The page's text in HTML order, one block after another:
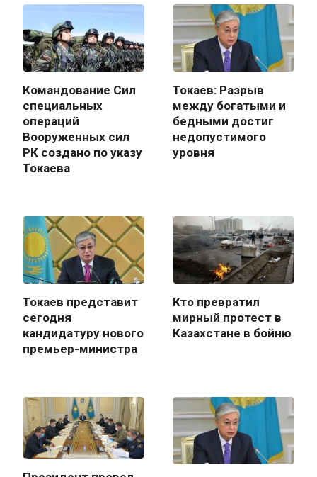
Командование Сил
специальных
операций
Вооруженных сил
РК создано по указу
Токаева
Токаев: Разрыв
между богатыми и
бедными достиг
недопустимого
уровня
Токаев представит
сегодня
кандидатуру нового
премьер-министра
Кто превратил
мирный протест в
Казахстане в бойню